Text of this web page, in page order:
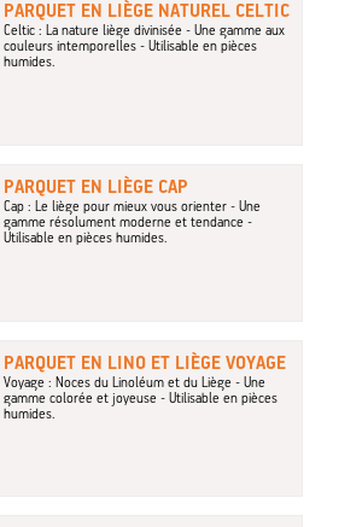
PARQUET EN LIÈGE NATUREL CELTIC
Celtic : La nature liège divinisée - Une gamme aux
couleurs intemporelles - Utilisable en pièces
humides.
PARQUET EN LIÈGE CAP
Cap : Le liège pour mieux vous orienter - Une
gamme résolument moderne et tendance -
Utilisable en pièces humides.
PARQUET EN LINO ET LIÈGE VOYAGE
Voyage : Noces du Linoléum et du Liège - Une
gamme colorée et joyeuse - Utilisable en pièces
humides.